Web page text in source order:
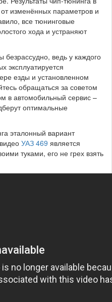
изменённых параметров и
все тюнинговые
хода и устраняют
безрассудно, ведь у каждого
эксплуатируется
езды и установленном
обращаться за советом
в автомобильный сервис –
оптимальные
эталонный вариант
УАЗ 469 является
туками, его не грех взять